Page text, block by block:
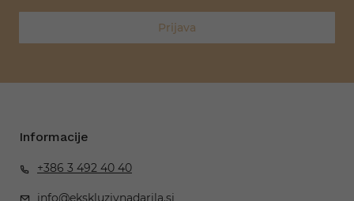
Prijava
Informacije
+386 3 492 40 40
info@ekskluzivnadarila.si